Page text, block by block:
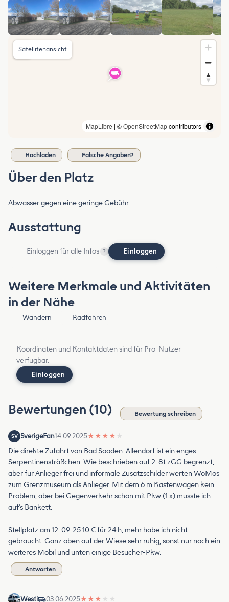
MapLibre | ©OpenStreetMapcontributors
Satellitenansicht
Hochladen Falsche Angaben?
Über den Platz
Abwasser gegen eine geringe Gebühr.
Ausstattung
Einloggen für alle Infos ? Einloggen
Weitere Merkmale und Aktivitäten
in der Nähe
Wandern Radfahren
Koordinaten und Kontaktdaten sind für Pro-Nutzer
verfügbar.
Einloggen
Bewertungen (10) Bewertung schreiben
SV SverigeFan14.09.2025★ ★ ★ ★ ★
Die direkte Zufahrt von Bad Sooden-Allendorf ist ein enges
Serpentinensträßchen. Wie beschrieben auf 2. 8t zGG begrenzt,
aber für Anlieger frei und informale Zusatzschilder werten WoMos
zum Grenzmuseum als Anlieger. Mit dem 6 m Kastenwagen kein
Problem, aber bei Gegenverkehr schon mit Pkw (1 x) musste ich
auf's Bankett.
Stellplatz am 12. 09. 25 10 € für 24 h, mehr habe ich nicht
gebraucht. Ganz oben auf der Wiese sehr ruhig, sonst nur noch ein
weiteres Mobil und unten einige Besucher-Pkw.
Antworten
Westi 03.06.2025★ ★ ★ ★ ★